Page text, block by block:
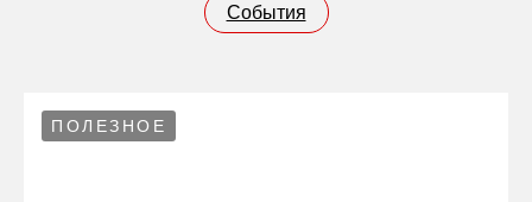
События
ПОЛЕЗНОЕ